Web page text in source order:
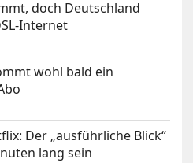
doch Deutschland
Internet
wohl bald ein
Der „ausführliche Blick“
lang sein